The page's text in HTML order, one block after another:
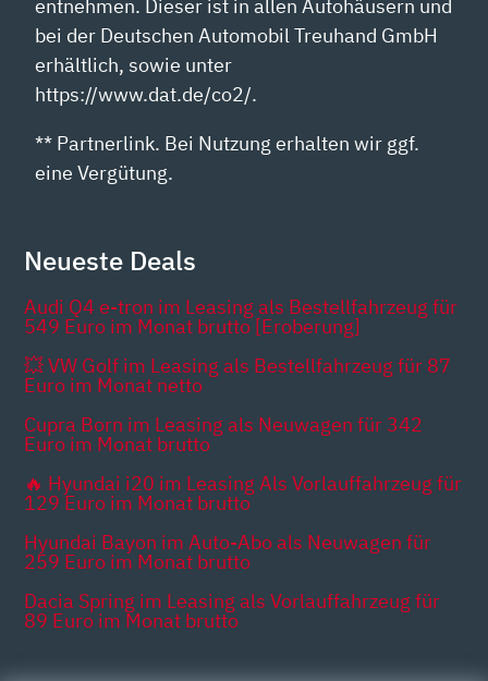
entnehmen. Dieser ist in allen Autohäusern und
bei der Deutschen Automobil Treuhand GmbH
erhältlich, sowie unter
https://www.dat.de/co2/.
** Partnerlink. Bei Nutzung erhalten wir ggf.
eine Vergütung.
Neueste Deals
Audi Q4 e-tron im Leasing als Bestellfahrzeug für
549 Euro im Monat brutto [Eroberung]
💥 VW Golf im Leasing als Bestellfahrzeug für 87
Euro im Monat netto
Cupra Born im Leasing als Neuwagen für 342
Euro im Monat brutto
🔥 Hyundai i20 im Leasing Als Vorlauffahrzeug für
129 Euro im Monat brutto
Hyundai Bayon im Auto-Abo als Neuwagen für
259 Euro im Monat brutto
Dacia Spring im Leasing als Vorlauffahrzeug für
89 Euro im Monat brutto